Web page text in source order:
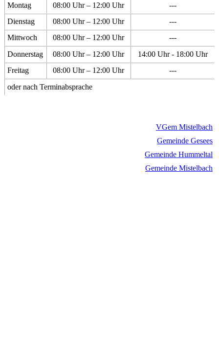
Montag 08:00 Uhr – 12:00 Uhr
---
Dienstag
08:00 Uhr – 12:00 Uhr
---
Mittwoch
08:00 Uhr – 12:00 Uhr
---
Donnerstag
08:00 Uhr – 12:00 Uhr
14:00 Uhr - 18:00 Uhr
Freitag
08:00 Uhr – 12:00 Uhr
---
oder nach Terminabsprache
VGem Mistelbach
Gemeinde Gesees
Gemeinde Hummeltal
Gemeinde Mistelbach